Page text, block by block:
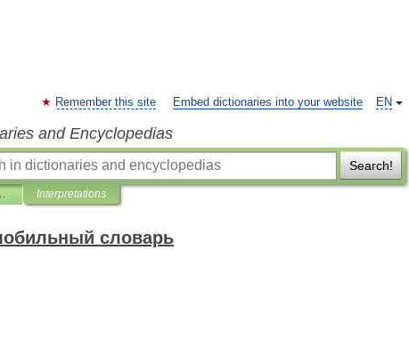
EN
Remember this site Embed dictionaries into your website
and Encyclopedias
Search!
словарь Interpretations
словарь